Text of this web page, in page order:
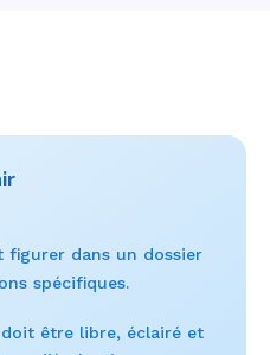
figurer dans un dossier
spécifiques.
être libre, éclairé et